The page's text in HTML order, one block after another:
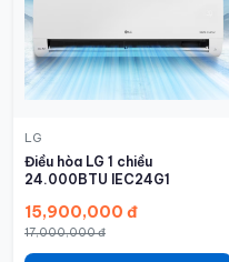
LG
Điều hòa LG 1 chiều
24.000BTU IEC24G1
15,900,000 đ
17,000,000 đ